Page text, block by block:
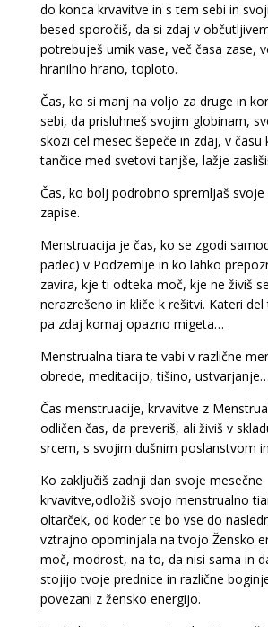
do konca krvavitve in s tem sebi in
besed sporočiš, da si zdaj v
potrebuješ umik vase, več časa zase,
hranilno hrano, toploto.
Čas, ko si manj na voljo za druge in
sebi, da prisluhneš svojim globinam,
skozi cel mesec šepeče in zdaj, v času
tančice med svetovi tanjše, lažje
Čas, ko bolj podrobno spremljaš svoje
zapise.
Menstruacija je čas, ko se zgodi
padec) v Podzemlje in ko lahko
zavira, kje ti odteka moč, kje ne živiš
nerazrešeno in kliče k rešitvi. Kateri
pa zdaj komaj opazno migeta…
Menstrualna tiara te vabi v različne
obrede, meditacijo, tišino, ustvarjanje…
Čas menstruacije, krvavitve z
odličen čas, da preveriš, ali živiš v
srcem, s svojim dušnim poslanstvom
Ko zaključiš zadnji dan svoje mesečne
krvavitve,odložiš svojo menstrualno
oltarček, od koder te bo vse do
vztrajno opominjala na tvojo Žensko
moč, modrost, na to, da nisi sama in
stojijo tvoje prednice in različne
povezani z žensko energijo.